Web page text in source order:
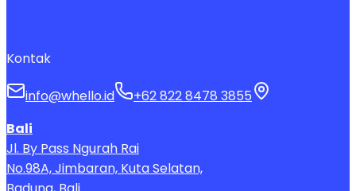
Kontak
info@whello.id
+62 822 8478 3855
Bali
Jl. By Pass Ngurah Rai
No.98A, Jimbaran, Kuta Selatan,